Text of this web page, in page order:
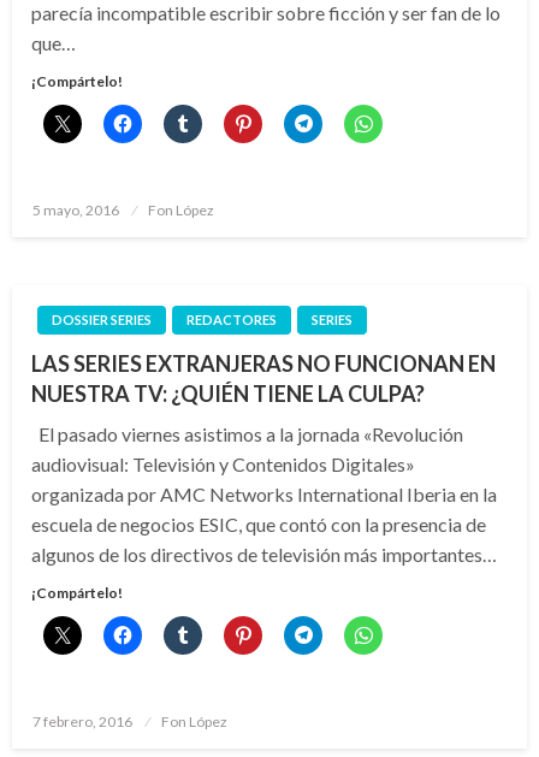
parecía incompatible escribir sobre ficción y ser fan de lo
que…
¡Compártelo!
Publicado
5 mayo, 2016 Fon López
DOSSIER SERIES REDACTORES SERIES
LAS SERIES EXTRANJERAS NO FUNCIONAN EN
NUESTRA TV: ¿QUIÉN TIENE LA CULPA?
El pasado viernes asistimos a la jornada «Revolución
audiovisual: Televisión y Contenidos Digitales»
organizada por AMC Networks International Iberia en la
escuela de negocios ESIC, que contó con la presencia de
algunos de los directivos de televisión más importantes…
¡Compártelo!
Publicado
7 febrero, 2016 Fon López